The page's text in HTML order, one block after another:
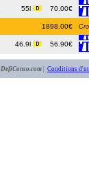
55l 70.00€
1898.00€
46.9l 56.90€
DefiConso.com Conditions